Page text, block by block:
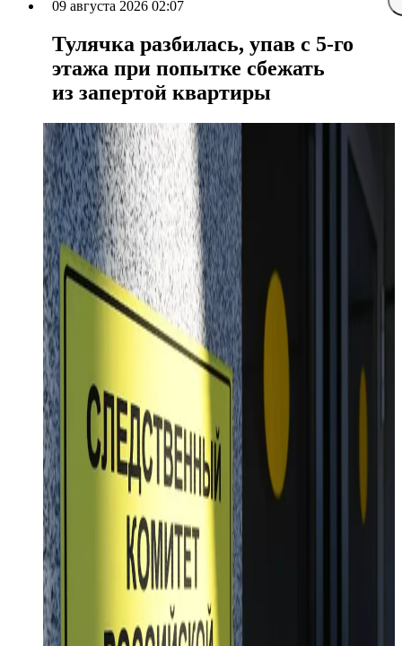
09 августа 2026 02:07
Тулячка разбилась, упав с 5-го
этажа при попытке сбежать
из запертой квартиры